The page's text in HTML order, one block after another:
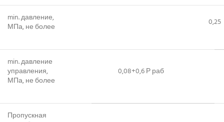
min. давление,
МПа, не более
0,25
min. давление
управления,
МПа, не более
0,08+0,6 Р раб
Пропускная